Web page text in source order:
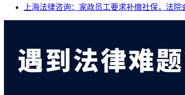
上海法律咨询：家政员工要求补缴社保，法院